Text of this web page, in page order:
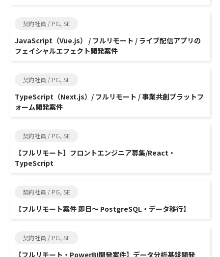
契約社員 / PG, SE
JavaScript（Vue.js） / フルリモート / ライブ配信アプリの
フェイシャルエフェクト開発案件
契約社員 / PG, SE
TypeScript（Next.js）/ フルリモート / 事業共創プラットフ
ォーム開発案件
契約社員 / PG, SE
【フルリモート】フロントエンジニア募集/React・
TypeScript
契約社員 / PG, SE
【フルリモート案件 即日～ PostgreSQL・データ移行】
契約社員 / PG, SE
【フルリモート・PowerBI開発案件】データ分析基盤開発